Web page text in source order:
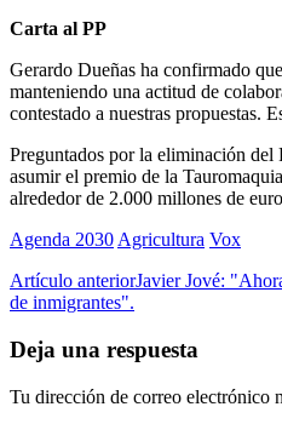
Carta al PP
Gerardo Dueñas ha confirmado
manteniendo una actitud de
contestado a nuestras propuestas.
Preguntados por la eliminación
asumir el premio de la
alrededor de 2.000 millones de
Agenda 2030 Agricultura Vox
Artículo anteriorJavier Jové:
de inmigrantes".
Deja una respuesta
Tu dirección de correo electrónico